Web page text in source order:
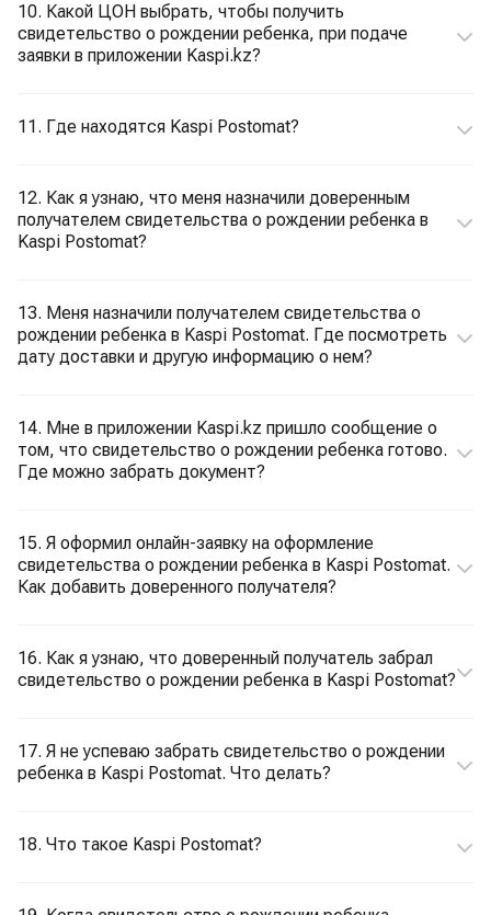
10. Какой ЦОН выбрать, чтобы получить
свидетельство о рождении ребенка, при подаче
заявки в приложении Kaspi.kz?
11. Где находятся Kaspi Postomat?
12. Как я узнаю, что меня назначили доверенным
получателем свидетельства о рождении ребенка в
Kaspi Postomat?
13. Меня назначили получателем свидетельства о
рождении ребенка в Kaspi Postomat. Где посмотреть
дату доставки и другую информацию о нем?
14. Мне в приложении Kaspi.kz пришло сообщение о
том, что свидетельство о рождении ребенка готово.
Где можно забрать документ?
15. Я оформил онлайн-заявку на оформление
свидетельства о рождении ребенка в Kaspi Postomat.
Как добавить доверенного получателя?
16. Как я узнаю, что доверенный получатель забрал
свидетельство о рождении ребенка в Kaspi Postomat?
17. Я не успеваю забрать свидетельство о рождении
ребенка в Kaspi Postomat. Что делать?
18. Что такое Kaspi Postomat?